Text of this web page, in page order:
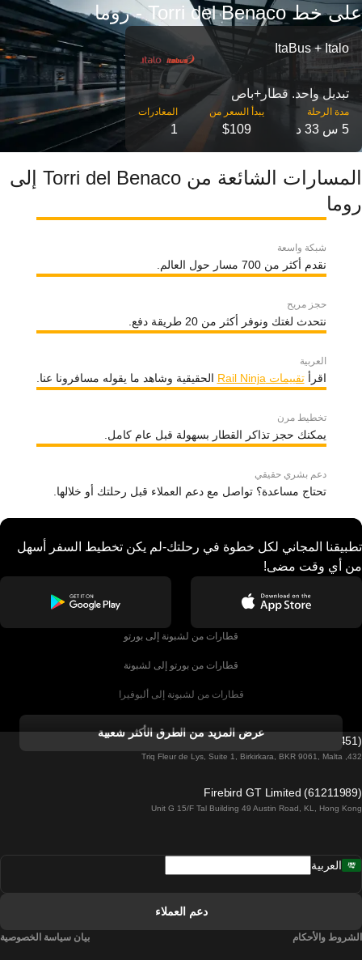
على خط Torri del Benaco - روما
ItaBus + Italo
تبديل واحد. قطار+باص
مدة الرحلة
5 س 33 د $109
1
المسارات الشائعة من Torri del Benaco إلى
روما
شبكة واسعة
نقدم أكثر من 700 مسار حول العالم.
حجز مريح
نتحدث لغتك ونوفر أكثر من 20 طريقة دفع.
العربية
اقرأتقييمات Rail Ninja الحقيقية وشاهد ما يقوله مسافرونا عنا.
تخطيط مرن
يمكنك حجز تذاكر القطار بسهولة قبل عام كامل.
دعم بشري حقيقي
تحتاج مساعدة؟ تواصل مع دعم العملاء قبل رحلتك أو خلالها.
تطبيقنا المجاني لكل خطوة في رحلتك-لم يكن تخطيط السفر أسهل
من أي وقت مضى!
قطارات من لشبونة إلى بورتو
قطارات من بورتو إلى لشبونة
قطارات من لشبونة إلى ألبوفيرا
قطارات من ألبوفيرا إلى لشبونة
قطارات من لشبونة إلى لاغوس
قطارات من لشبونة إلى مدريد
عرض المزيد من الطرق الأكثر شعبية
Firebird GT Limited (OC 1451)
432, Triq Fleur de Lys, Suite 1, Birkirkara, BKR 9061, Malta
Firebird GT Limited (61211989)
Unit G 15/F Tal Building 49 Austin Road, KL, Hong Kong
العربية
دعم العملاء
الشروط والأحكام بيان سياسة الخصوصية